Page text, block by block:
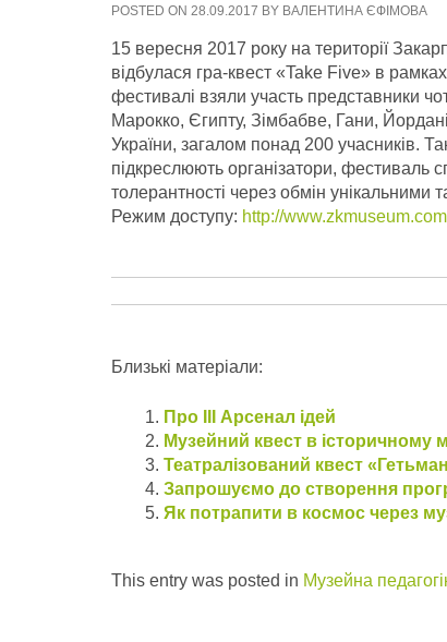
POSTED ON 28.09.2017 BY ВАЛЕНТИНА ЄФІМОВА
15 вересня 2017 року на території
відбулася гра-квест «Take Five» в
фестивалі взяли участь представники
Марокко, Єгипту, Зімбабве, Гани,
України, загалом понад 200 учасників.
підкреслюють організатори, фестиваль
толерантності через обмін
Режим доступу: http://
Близькі матеріали:
Про ІІІ Арсенал ідей
Музейний квест в історичному
Театралізований квест
Запрошуємо до створення
Як потрапити в космос через
This entry was posted in Музейна